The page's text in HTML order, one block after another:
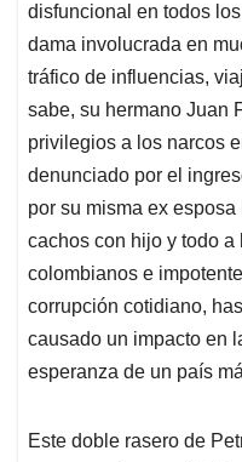
disfuncional en todos
dama involucrada en
tráfico de influencias,
sabe, su hermano Juan
privilegios a los narcos
denunciado por el
por su misma ex
cachos con hijo y todo
colombianos e
corrupción cotidiano,
causado un impacto en
esperanza de un país
Este doble rasero de